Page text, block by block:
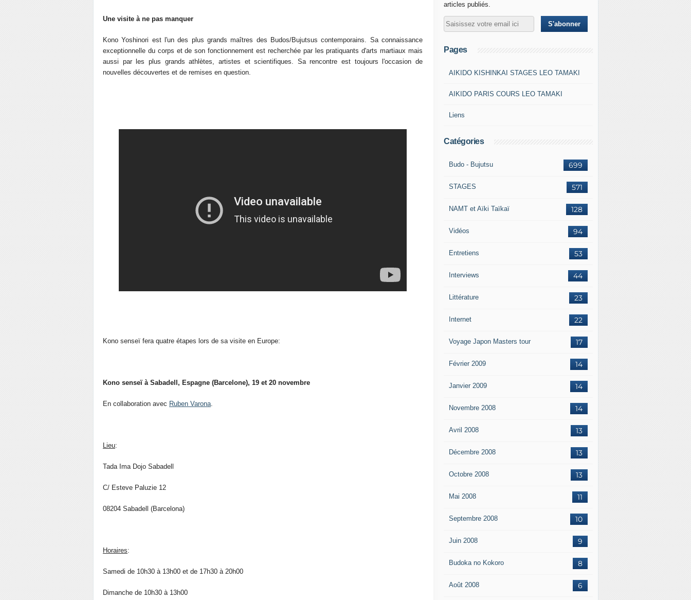
Une visite à ne pas manquer
Kono Yoshinori est l'un des plus grands maîtres des Budos/Bujutsus contemporains. Sa connaissance
exceptionnelle du corps et de son fonctionnement est recherchée par les pratiquants d'arts martiaux mais
aussi par les plus grands athlètes, artistes et scientifiques. Sa rencontre est toujours l'occasion de
nouvelles découvertes et de remises en question.
Kono senseï fera quatre étapes lors de sa visite en Europe:
Kono senseï à Sabadell, Espagne (Barcelone), 19 et 20 novembre
En collaboration avec Ruben Varona.
Lieu:
Tada Ima Dojo Sabadell
C/ Esteve Paluzie 12
08204 Sabadell (Barcelona)
Horaires:
Samedi de 10h30 à 13h00 et de 17h30 à 20h00
Dimanche de 10h30 à 13h00
articles publiés.
Pages
AIKIDO KISHINKAI STAGES LEO TAMAKI
AIKIDO PARIS COURS LEO TAMAKI
Liens
Catégories
699
Budo - Bujutsu
571
STAGES
128
NAMT et Aïki Taïkaï
94
Vidéos
53
Entretiens
44
Interviews
23
Littérature
22
Internet
17
Voyage Japon Masters tour
14
Février 2009
14
Janvier 2009
14
Novembre 2008
13
Avril 2008
13
Décembre 2008
13
Octobre 2008
11
Mai 2008
10
Septembre 2008
9
Juin 2008
8
Budoka no Kokoro
6
Août 2008